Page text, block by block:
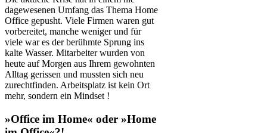
dagewesenen Umfang das Thema Home
Office gepusht. Viele Firmen waren gut
vorbereitet, manche weniger und für
viele war es der berühmte Sprung ins
kalte Wasser. Mitarbeiter wurden von
heute auf Morgen aus Ihrem gewohnten
Alltag gerissen und mussten sich neu
zurechtfinden. Arbeitsplatz ist kein Ort
mehr, sondern ein Mindset !
»Office im Home« oder »Home